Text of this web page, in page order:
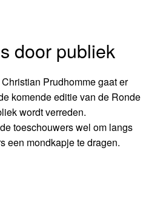
door publiek
Prudhomme gaat er
komende editie van de Ronde
wordt verreden.
toeschouwers wel om langs
een mondkapje te dragen.